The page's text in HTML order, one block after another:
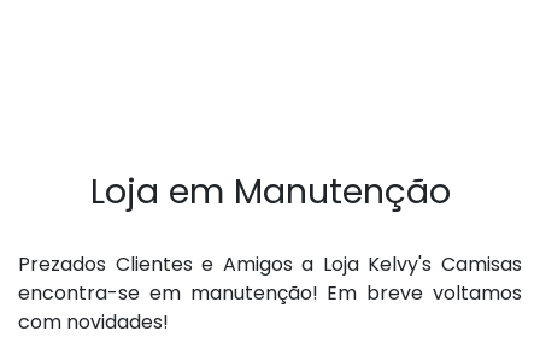
Loja em Manutenção
P rezados Clientes e Amigos a Loja Kelvy's Camisas
encontra-se em manutenção! Em breve voltamos
com novidades!